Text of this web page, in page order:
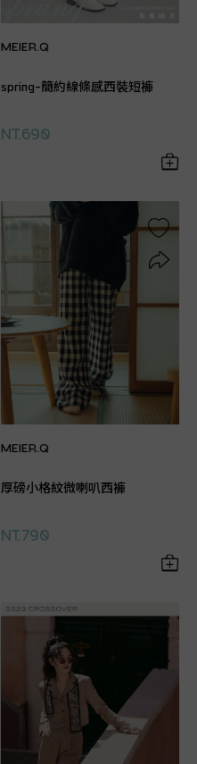
MEIER.Q
spring-簡約線條感西裝短褲
NT.690
MEIER.Q
厚磅小格紋微喇叭西褲
NT.790